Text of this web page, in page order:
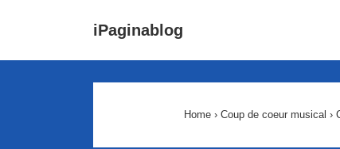
iPaginablog
Home › Coup de coeur musical ›